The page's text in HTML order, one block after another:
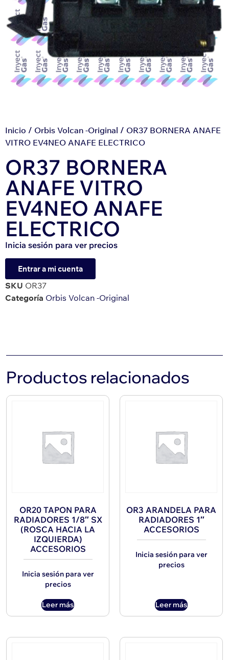
Inicio / Orbis Volcan -Original / OR37 BORNERA ANAFE
VITRO EV4NEO ANAFE ELECTRICO
OR37 BORNERA
ANAFE VITRO
EV4NEO ANAFE
ELECTRICO
Inicia sesión para ver precios
Entrar a mi cuenta
SKU OR37
Categoría Orbis Volcan -Original
Productos relacionados
OR20 TAPON PARA
RADIADORES 1/8″ SX
(ROSCA HACIA LA
IZQUIERDA)
ACCESORIOS
Inicia sesión para ver
precios
Leer más
OR3 ARANDELA PARA
RADIADORES 1″
ACCESORIOS
Inicia sesión para ver
precios
Leer más